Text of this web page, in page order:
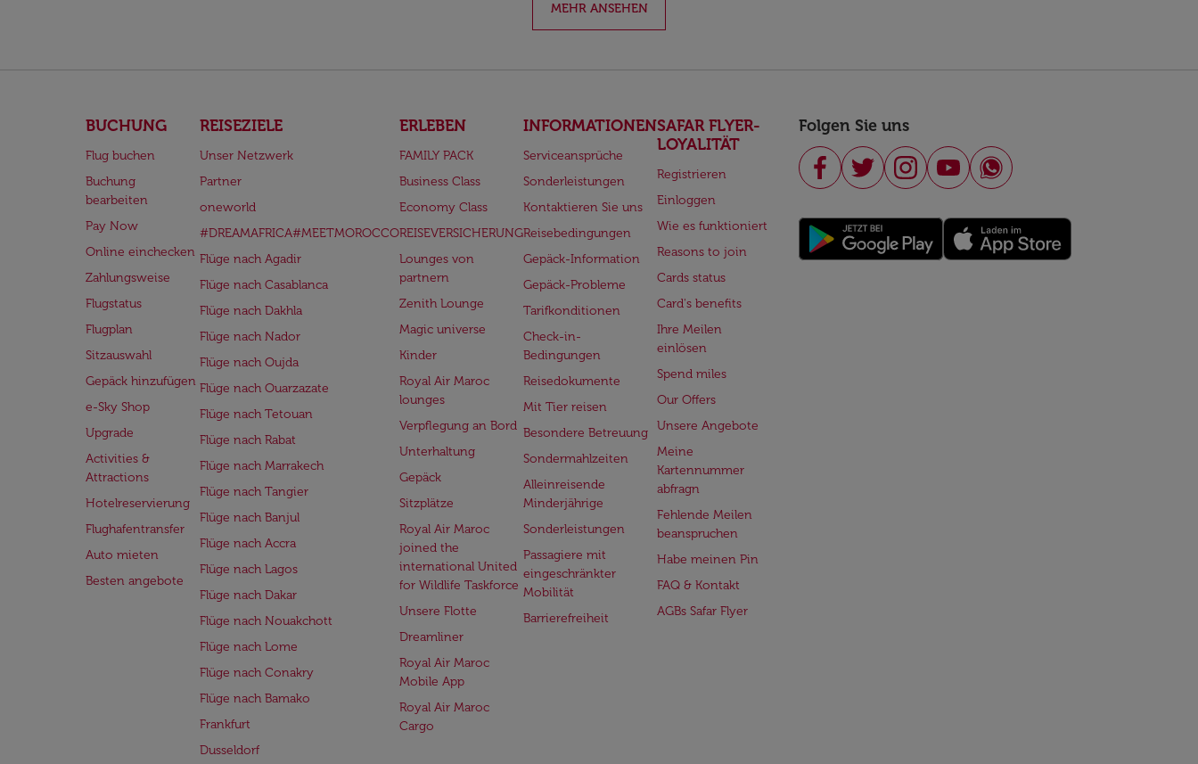
MEHR ANSEHEN
BUCHUNG
Flug buchen
Buchung
bearbeiten
Pay Now
Online einchecken
Zahlungsweise
Flugstatus
Flugplan
Sitzauswahl
Gepäck hinzufügen
e-Sky Shop
Upgrade
Activities &
Attractions
Hotelreservierung
Flughafentransfer
Auto mieten
Besten angebote
REISEZIELE
Unser Netzwerk
Partner
oneworld
#DREAMAFRICA#MEETMOROCCO
Flüge nach Agadir
Flüge nach Casablanca
Flüge nach Dakhla
Flüge nach Nador
Flüge nach Oujda
Flüge nach Ouarzazate
Flüge nach Tetouan
Flüge nach Rabat
Flüge nach Marrakech
Flüge nach Tangier
Flüge nach Banjul
Flüge nach Accra
Flüge nach Lagos
Flüge nach Dakar
Flüge nach Nouakchott
Flüge nach Lome
Flüge nach Conakry
Flüge nach Bamako
Frankfurt
Dusseldorf
ERLEBEN
FAMILY PACK
Business Class
Economy Class
REISEVERSICHERUNG
Lounges von
partnern
Zenith Lounge
Magic universe
Kinder
Royal Air Maroc
lounges
Verpflegung an Bord
Unterhaltung
Gepäck
Sitzplätze
Royal Air Maroc
joined the
international United
for Wildlife Taskforce
Unsere Flotte
Dreamliner
Royal Air Maroc
Mobile App
Royal Air Maroc
Cargo
INFORMATIONEN
Serviceansprüche
Sonderleistungen
Kontaktieren Sie uns
Reisebedingungen
Gepäck-Information
Gepäck-Probleme
Tarifkonditionen
Check-in-
Bedingungen
Reisedokumente
Mit Tier reisen
Besondere Betreuung
Sondermahlzeiten
Alleinreisende
Minderjährige
Sonderleistungen
Passagiere mit
eingeschränkter
Mobilität
Barrierefreiheit
SAFAR FLYER-
LOYALITÄT
Registrieren
Einloggen
Wie es funktioniert
Reasons to join
Cards status
Card's benefits
Ihre Meilen
einlösen
Spend miles
Our Offers
Unsere Angebote
Meine
Kartennummer
abfragn
Fehlende Meilen
beanspruchen
Habe meinen Pin
FAQ & Kontakt
AGBs Safar Flyer
Folgen Sie uns